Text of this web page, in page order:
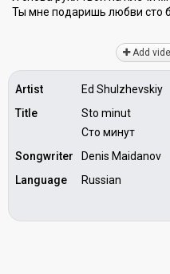
Ты мне подаришь любви сто
Add
Artist
Ed Shulzhevskiy
Title
Sto minut
Сто минут
Songwriter
Denis Maidanov
Language
Russian